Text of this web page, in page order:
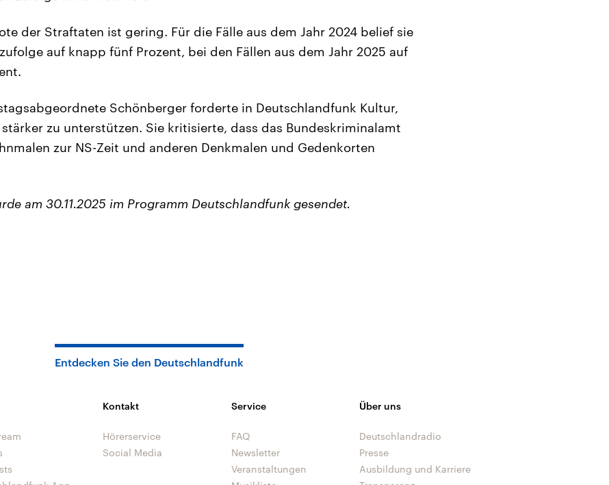
der Straftaten ist gering. Für die Fälle aus dem Jahr 2024 belief sie
auf knapp fünf Prozent, bei den Fällen aus dem Jahr 2025 auf
Schönberger forderte in Deutschlandfunk Kultur,
zu unterstützen. Sie kritisierte, dass das Bundeskriminalamt
zur NS-Zeit und anderen Denkmalen und Gedenkorten
am 30.11.2025 im Programm Deutschlandfunk gesendet.
Entdecken Sie den Deutschlandfunk
Kontakt
Hörerservice
Social Media
Service
FAQ
Newsletter
Veranstaltungen
Über uns
Deutschlandradio
Presse
Ausbildung und Karriere